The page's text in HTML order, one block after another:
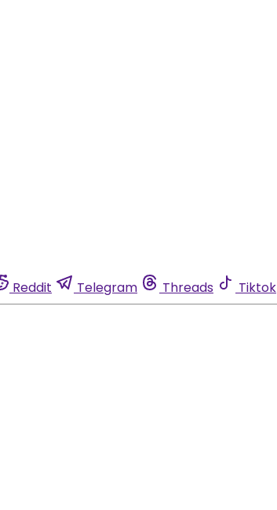
Reddit Telegram Threads Tiktok